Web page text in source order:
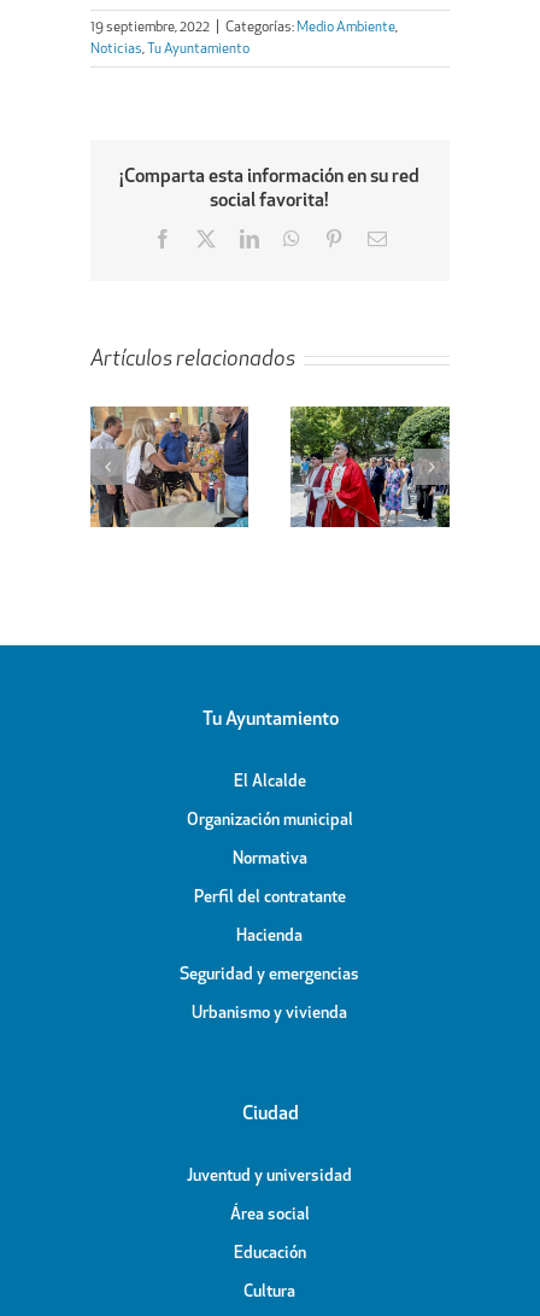
19 septiembre, 2022 Categorías: Medio Ambiente,
Noticias, Tu Ayuntamiento
¡Comparta esta información en su red
social favorita!
Facebook
LinkedInWhatsApp
PinterestEmail
Artículos relacionados
Villanueva de
la Cañada
celebra el Día
de Santiago
En marcha el
proyecto de
remodelación
de la calle
Tu Ayuntamiento
El Alcalde
Organización municipal
Normativa
Perfil del contratante
Hacienda
Seguridad y emergencias
Urbanismo y vivienda
Ciudad
Juventud y universidad
Área social
Educación
Cultura